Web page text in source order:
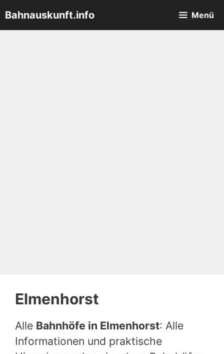
Inhalt
springen
Bahnauskunft.info Menü
Elmenhorst
Alle Bahnhöfe in Elmenhorst: Alle
Informationen und praktische